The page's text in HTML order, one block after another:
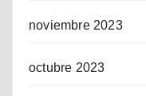
noviembre 2023
octubre 2023